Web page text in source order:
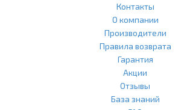
Контакты
О компании
Производители
Правила возврата
Гарантия
Акции
Отзывы
База знаний